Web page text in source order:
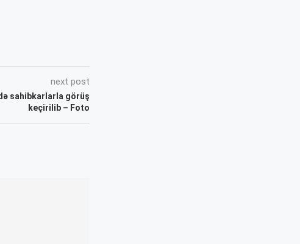
next post
sahibkarlarla görüş
keçirilib – Foto